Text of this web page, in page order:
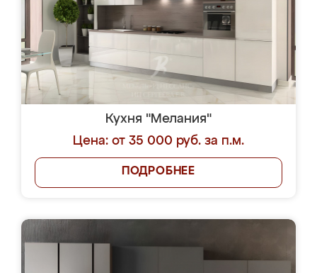
Кухня "Мелания"
Цена: от 35 000 руб. за п.м.
ПОДРОБНЕЕ